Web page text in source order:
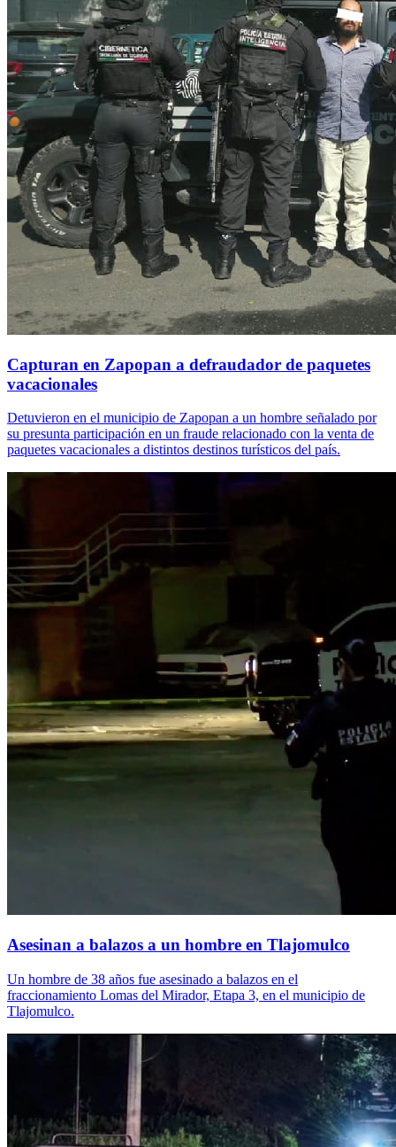
Capturan en Zapopan a defraudador de paquetes
vacacionales
Detuvieron en el municipio de Zapopan a un hombre señalado por
su presunta participación en un fraude relacionado con la venta de
paquetes vacacionales a distintos destinos turísticos del país.
Asesinan a balazos a un hombre en Tlajomulco
Un hombre de 38 años fue asesinado a balazos en el
fraccionamiento Lomas del Mirador, Etapa 3, en el municipio de
Tlajomulco.